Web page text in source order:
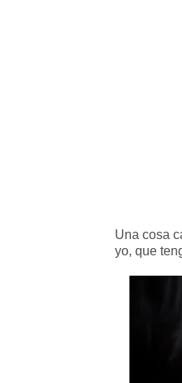
Una cosa
yo, que